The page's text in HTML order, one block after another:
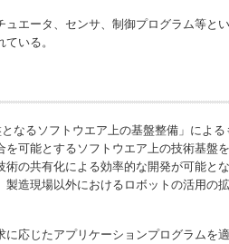
エータ、センサ、制御プログラム等と
いる。
るソフトウエア上の基盤整備」による
可能とするソフトウエア上の技術基盤
の共有化による効率的な開発が可能と
造現場以外におけるロボットの活用の
応じたアプリケーションプログラムを